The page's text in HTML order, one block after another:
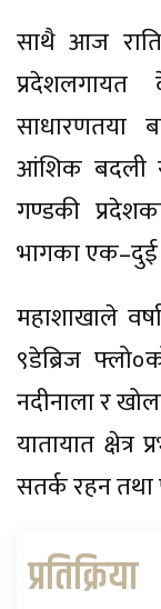
साथै आज
साधारणतया
आंशिक बदली
गण्डकी
भागका एक–दुई
महाशाखाले
९डेब्रिज
नदीनाला र
यातायात क्षेत्र
सतर्क रहन तथा
प्रतिक्रिया